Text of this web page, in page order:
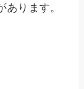
ります。